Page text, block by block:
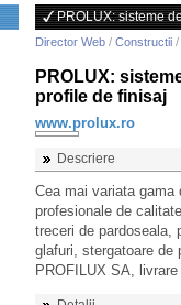
PROLUX: sisteme
Director Web / Constructii /
PROLUX:
profile de finisaj
www.prolux.ro
Descriere
Cea mai variata
profesionale de
treceri de pardoseala,
glafuri, stergatoare de
PROFILUX SA,